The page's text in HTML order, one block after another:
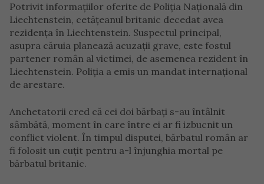
Potrivit informațiilor oferite de Poliția Națională din
Liechtenstein, cetățeanul britanic decedat avea
rezidența în Liechtenstein. Suspectul principal,
asupra căruia planează acuzații grave, este fostul
partener român al victimei, de asemenea rezident în
Liechtenstein. Poliția a emis un mandat internațional
de arestare.
Anchetatorii cred că cei doi bărbați s-au întâlnit
sâmbătă, moment în care între ei ar fi izbucnit un
conflict violent. În timpul disputei, bărbatul român ar
fi folosit un cuțit pentru a-l înjunghia mortal pe
bărbatul britanic.